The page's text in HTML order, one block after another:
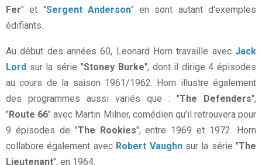
Fer" et "Sergent Anderson" en sont autant d'exemples
édifiants.
Au début des années 60, Leonard Horn travaille avec Jack
Lord sur la série "Stoney Burke", dont il dirige 4 épisodes
au cours de la saison 1961/1962. Horn illustre également
des programmes aussi variés que : "The Defenders",
"Route 66" avec Martin Milner, comédien qu'il retrouvera pour
9 épisodes de "The Rookies", entre 1969 et 1972. Horn
collabore également avec Robert Vaughnsur la série "The
Lieutenant", en 1964.